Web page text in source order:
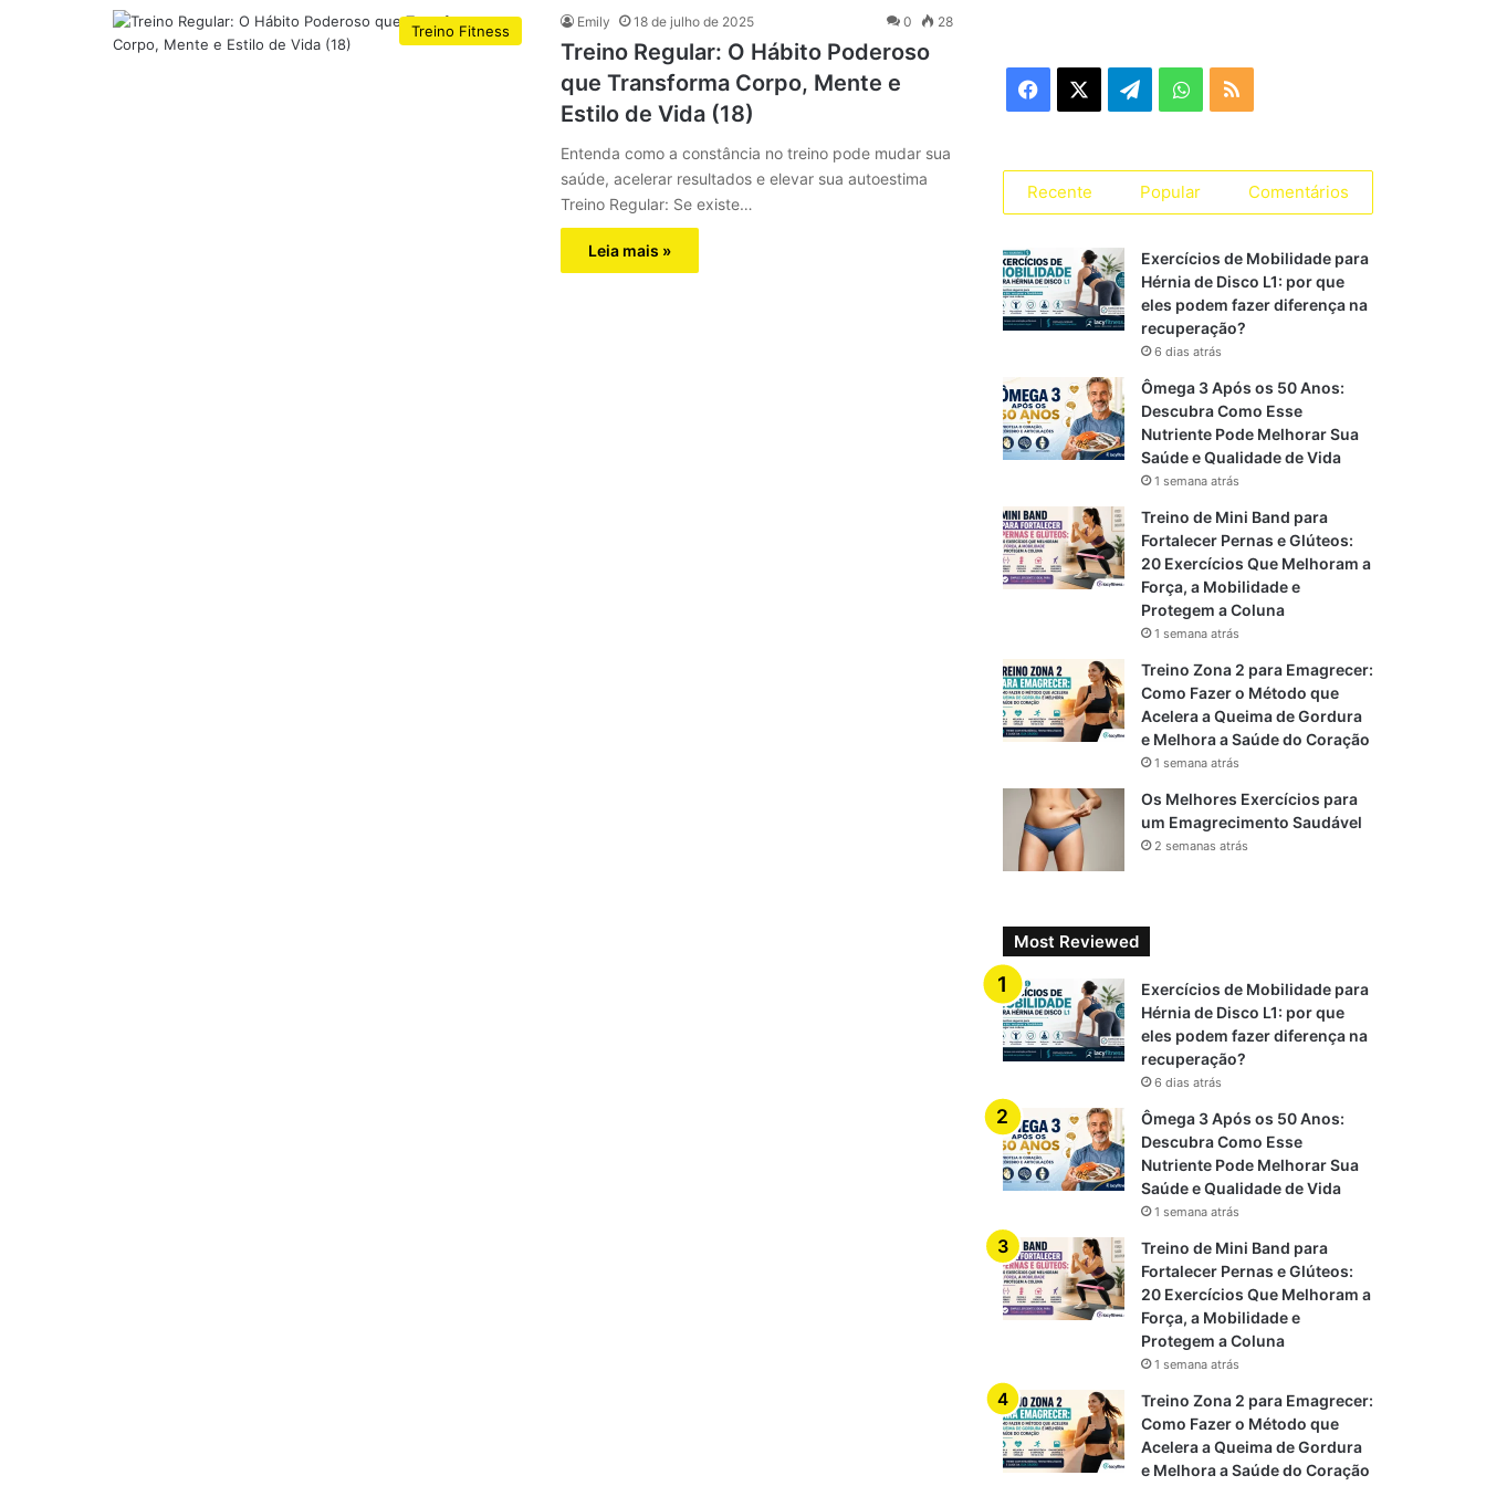
Treino Fitness
Emily 18 de julho de 2025 0 28
Treino Regular: O Hábito Poderoso
que Transforma Corpo, Mente e
Estilo de Vida (18)
Entenda como a constância no treino pode mudar sua
saúde, acelerar resultados e elevar sua autoestima
Treino Regular: Se existe…
Leia mais »
r
a
c
e
b
o
k
l
e
g
r
a
m
W
a
t
s
A
p
p
S
Recente Popular Comentários
Exercícios de Mobilidade para
Hérnia de Disco L1: por que
eles podem fazer diferença na
recuperação?
6 dias atrás
Ômega 3 Após os 50 Anos:
Descubra Como Esse
Nutriente Pode Melhorar Sua
Saúde e Qualidade de Vida
1 semana atrás
Treino de Mini Band para
Fortalecer Pernas e Glúteos:
20 Exercícios Que Melhoram a
Força, a Mobilidade e
Protegem a Coluna
1 semana atrás
Treino Zona 2 para Emagrecer:
Como Fazer o Método que
Acelera a Queima de Gordura
e Melhora a Saúde do Coração
1 semana atrás
Os Melhores Exercícios para
um Emagrecimento Saudável
2 semanas atrás
Most Reviewed
Exercícios de Mobilidade para
Hérnia de Disco L1: por que
eles podem fazer diferença na
recuperação?
6 dias atrás
Ômega 3 Após os 50 Anos:
Descubra Como Esse
Nutriente Pode Melhorar Sua
Saúde e Qualidade de Vida
1 semana atrás
Treino de Mini Band para
Fortalecer Pernas e Glúteos:
20 Exercícios Que Melhoram a
Força, a Mobilidade e
Protegem a Coluna
1 semana atrás
Treino Zona 2 para Emagrecer:
Como Fazer o Método que
Acelera a Queima de Gordura
e Melhora a Saúde do Coração